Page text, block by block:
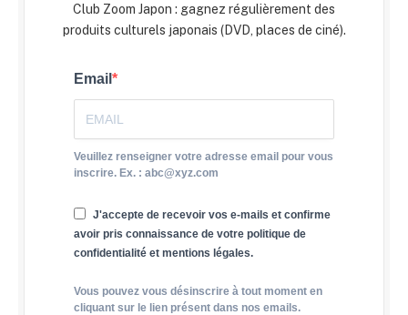
Club Zoom Japon : gagnez régulièrement des
produits culturels japonais (DVD, places de ciné).
Email
Veuillez renseigner votre adresse email pour vous
inscrire. Ex. : abc@xyz.com
J'accepte de recevoir vos e-mails et confirme
avoir pris connaissance de votre politique de
confidentialité et mentions légales.
Vous pouvez vous désinscrire à tout moment en
cliquant sur le lien présent dans nos emails.